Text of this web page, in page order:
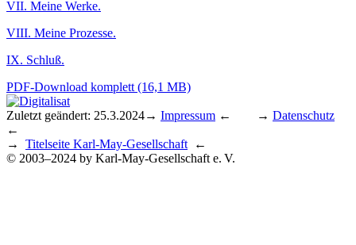
VII. Meine Werke.
VIII. Meine Prozesse.
IX. Schluß.
PDF-Download komplett (16,1 MB)
Zuletzt geändert: 25.3.2024→ Impressum ← → Datenschutz
←
→ Titelseite Karl-May-Gesellschaft ←
© 2003–2024 by Karl-May-Gesellschaft e. V.